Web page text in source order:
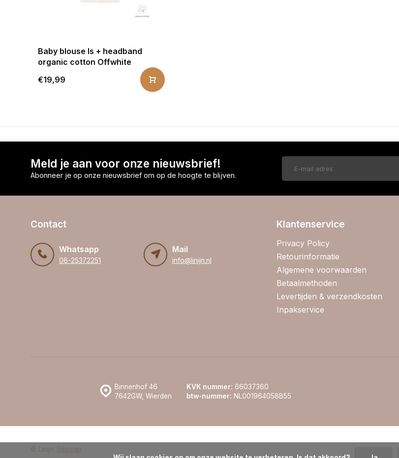
Baby blouse ls + headband
organic cotton Offwhite
€19,99
Meld je aan voor onze nieuwsbrief!
Abonneer je op onze nieuwsbrief om op de hoogte te blijven.
Contact
Whatsapp
06-25372251
Mail
info@linijn.nl
Klantenservice
Privacy Policy
Retourinformatie
Algemene voorwaarden
Betaalmethoden
Levertijden & verzendkosten
Inpakservice
Binnenhof 46
7642GW, Wierden
KVK nummer: 66037360
btw-nummer: NL001964058B55
© Linijn Sitemap